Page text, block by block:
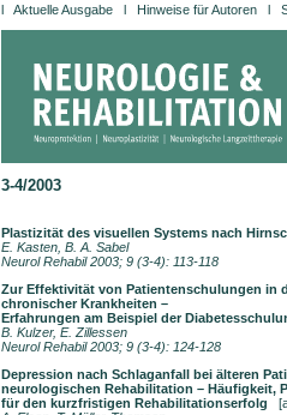
l Aktuelle Ausgabe l Hinweise für Autoren l
3-4/2003
Plastizität des visuellen Systems nach
E. Kasten, B. A. Sabel
Neurol Rehabil 2003; 9 (3-4): 113-118
Zur Effektivität von Patientenschulungen in
chronischer Krankheiten –
Erfahrungen am Beispiel der
B. Kulzer, E. Zillessen
Neurol Rehabil 2003; 9 (3-4): 124-128
Depression nach Schlaganfall bei älteren
neurologischen Rehabilitation – Häufigkeit,
für den kurzfristigen Rehabilitationserfolg